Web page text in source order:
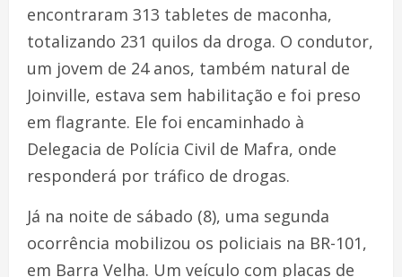
encontraram 313 tabletes de maconha,
totalizando 231 quilos da droga. O condutor,
um jovem de 24 anos, também natural de
Joinville, estava sem habilitação e foi preso
em flagrante. Ele foi encaminhado à
Delegacia de Polícia Civil de Mafra, onde
responderá por tráfico de drogas.
Já na noite de sábado (8), uma segunda
ocorrência mobilizou os policiais na BR-101,
em Barra Velha. Um veículo com placas de